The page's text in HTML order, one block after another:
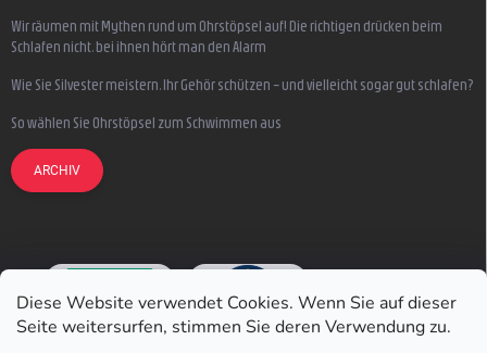
Diese Website verwendet Cookies. Wenn Sie auf dieser
Seite weitersurfen, stimmen Sie deren Verwendung zu.
Wir räumen mit Mythen rund um Ohrstöpsel auf! Die richtigen drücken beim
Schlafen nicht, bei ihnen hört man den Alarm
Wie Sie Silvester meistern, Ihr Gehör schützen – und vielleicht sogar gut schlafen?
So wählen Sie Ohrstöpsel zum Schwimmen aus
ARCHIV